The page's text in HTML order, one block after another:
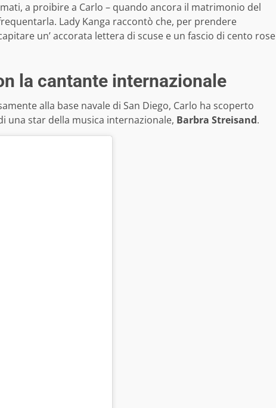
a proibire a Carlo – quando ancora il matrimonio del
Lady Kanga raccontò che, per prendere
un’ accorata lettera di scuse e un fascio di cento rose
la cantante internazionale
alla base navale di San Diego, Carlo ha scoperto
una star della musica internazionale, Barbra Streisand.